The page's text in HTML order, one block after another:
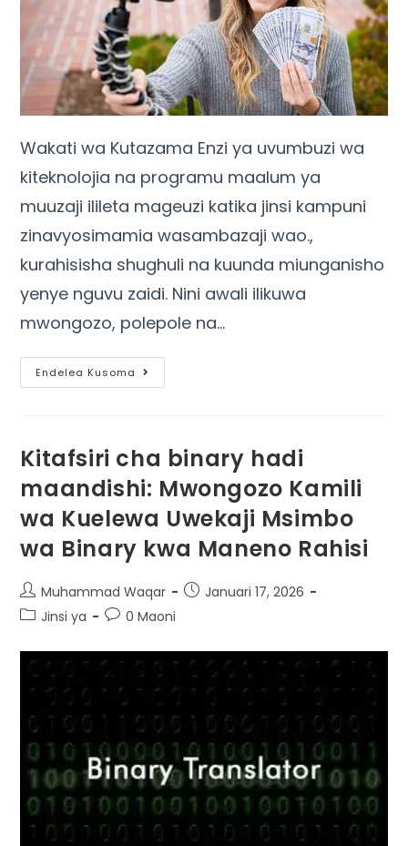
Wakati wa Kutazama Enzi ya uvumbuzi wa
kiteknolojia na programu maalum ya
muuzaji ilileta mageuzi katika jinsi kampuni
zinavyosimamia wasambazaji wao.,
kurahisisha shughuli na kuunda miunganisho
yenye nguvu zaidi. Nini awali ilikuwa
mwongozo, polepole na…
Endelea Kusoma
Kitafsiri cha binary hadi
maandishi: Mwongozo Kamili
wa Kuelewa Uwekaji Msimbo
wa Binary kwa Maneno Rahisi
Muhammad Waqar
Januari 17, 2026
Jinsi ya
0 Maoni